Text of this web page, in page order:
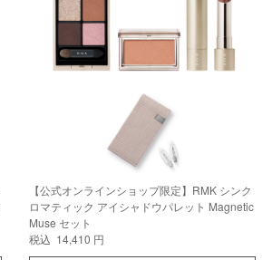
【公式オンラインショップ限定】RMK シンク
ロマティック アイシャドウパレット Magnetic
Muse セット
税込 14,410 円